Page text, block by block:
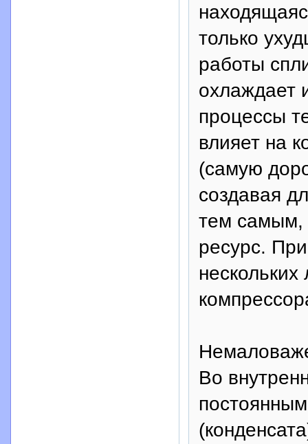
только
работы
охлаждает
процессы
влияет на
(самую
создавая
тем самым,
ресурс.
Во